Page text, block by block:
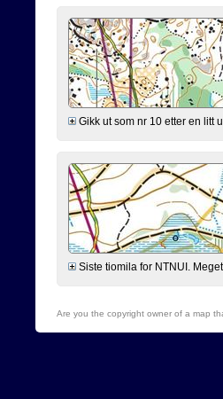
Gikk ut som nr 10 etter en litt
Siste tiomila for NTNUI.
Are you the copyright owner of a map